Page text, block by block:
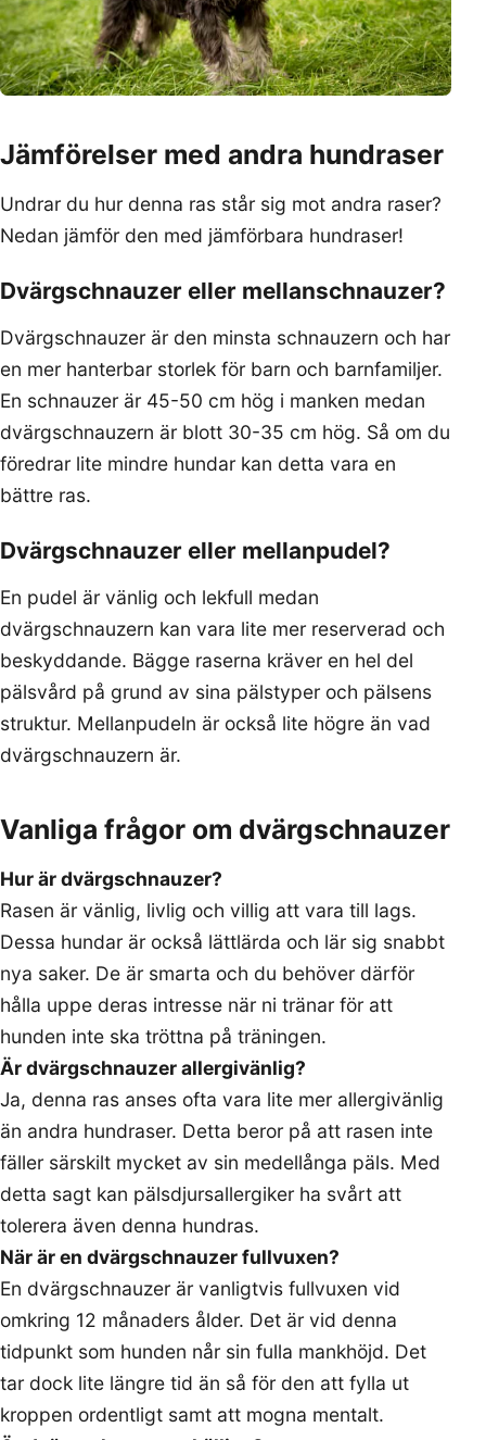
Jämförelser med andra hundraser
Undrar du hur denna ras står sig mot andra raser?
Nedan jämför den med jämförbara hundraser!
Dvärgschnauzer eller mellanschnauzer?
Dvärgschnauzer är den minsta schnauzern och har
en mer hanterbar storlek för barn och barnfamiljer.
En schnauzer är 45-50 cm hög i manken medan
dvärgschnauzern är blott 30-35 cm hög. Så om du
föredrar lite mindre hundar kan detta vara en
bättre ras.
Dvärgschnauzer eller mellanpudel?
En pudel är vänlig och lekfull medan
dvärgschnauzern kan vara lite mer reserverad och
beskyddande. Bägge raserna kräver en hel del
pälsvård på grund av sina pälstyper och pälsens
struktur. Mellanpudeln är också lite högre än vad
dvärgschnauzern är.
Vanliga frågor om dvärgschnauzer
Hur är dvärgschnauzer?
Rasen är vänlig, livlig och villig att vara till lags.
Dessa hundar är också lättlärda och lär sig snabbt
nya saker. De är smarta och du behöver därför
hålla uppe deras intresse när ni tränar för att
hunden inte ska tröttna på träningen.
Är dvärgschnauzer allergivänlig?
Ja, denna ras anses ofta vara lite mer allergivänlig
än andra hundraser. Detta beror på att rasen inte
fäller särskilt mycket av sin medellånga päls. Med
detta sagt kan pälsdjursallergiker ha svårt att
tolerera även denna hundras.
När är en dvärgschnauzer fullvuxen?
En dvärgschnauzer är vanligtvis fullvuxen vid
omkring 12 månaders ålder. Det är vid denna
tidpunkt som hunden når sin fulla mankhöjd. Det
tar dock lite längre tid än så för den att fylla ut
kroppen ordentligt samt att mogna mentalt.